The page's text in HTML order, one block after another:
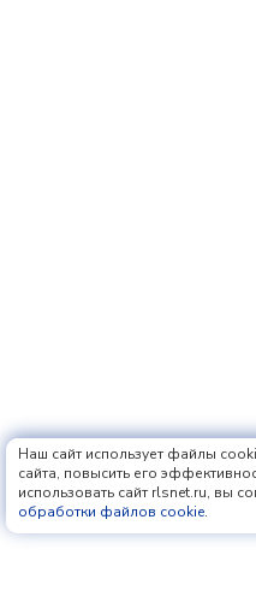
Наш сайт использует файлы
сайта, повысить его
использовать сайт rlsnet.ru, вы
обработки файлов cookie.